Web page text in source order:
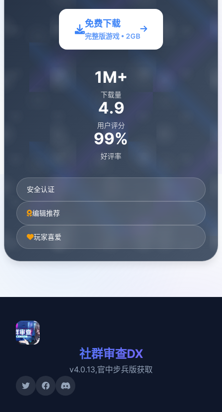
免费下载
完整版游戏 • 2GB
1M+
下载量
4.9
用户评分
99%
好评率
安全认证
编辑推荐
玩家喜爱
社群审查DX
v4.0.13,官中步兵版获取